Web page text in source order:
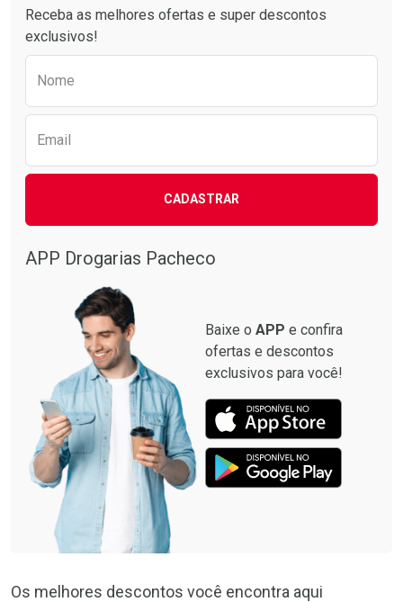
Receba as melhores ofertas e super descontos
exclusivos!
Nome
Email
CADASTRAR
APP Drogarias Pacheco
Baixe o APP e confira
ofertas e descontos
exclusivos para você!
Os melhores descontos você encontra aqui